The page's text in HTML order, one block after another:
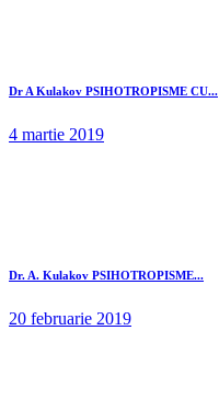
Dr A Kulakov PSIHOTROPISME CU...
4 martie 2019
Dr. A. Kulakov PSIHOTROPISME...
20 februarie 2019